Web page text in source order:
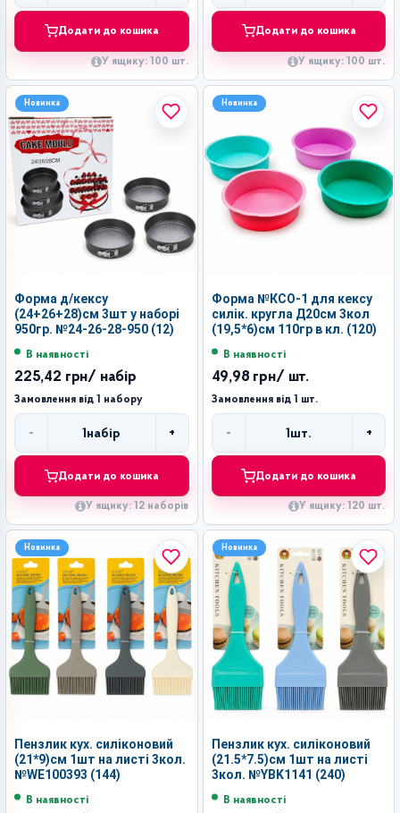
Додати до кошика
У ящику: 100 шт.
Додати до кошика
У ящику: 100 шт.
Новинка
Форма д/кексу
(24+26+28)см 3шт у наборі
950гр. №24-26-28-950 (12)
В наявності
225,42 грн/ набір
Замовлення від 1 набору
-
Кількість
1 набір +
Додати до кошика
У ящику: 12 наборів
Новинка
Форма №КСО-1 для кексу
силік. кругла Д20см 3кол
(19,5*6)см 110гр в кл. (120)
В наявності
49,98 грн/ шт.
Замовлення від 1 шт.
- 1 шт. +
Додати до кошика
У ящику: 120 шт.
Новинка
Пензлик кух. силіконовий
(21*9)см 1шт на листі 3кол.
№WE100393 (144)
В наявності
Новинка
Пензлик кух. силіконовий
(21.5*7.5)см 1шт на листі
3кол. №YBK1141 (240)
В наявності